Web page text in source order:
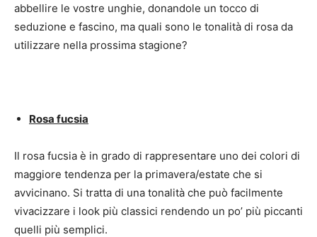
abbellire le vostre unghie, donandole un tocco di
seduzione e fascino, ma quali sono le tonalità di rosa da
utilizzare nella prossima stagione?
Rosa fucsia
Il rosa fucsia è in grado di rappresentare uno dei colori di
maggiore tendenza per la primavera/estate che si
avvicinano. Si tratta di una tonalità che può facilmente
vivacizzare i look più classici rendendo un po’ più piccanti
quelli più semplici.